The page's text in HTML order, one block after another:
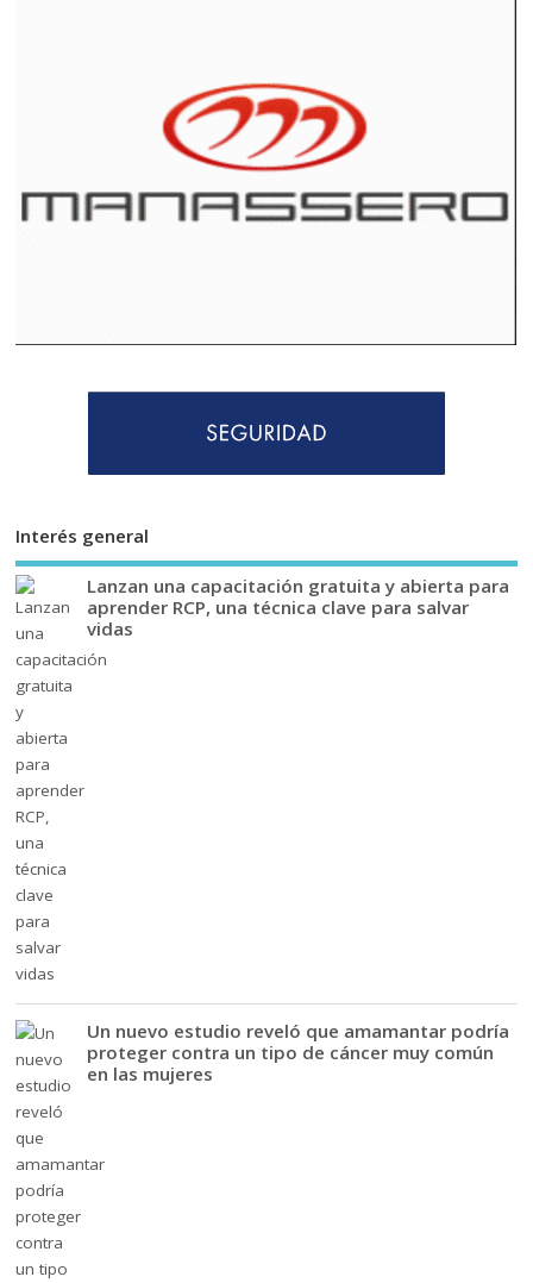
Interés general
Lanzan una capacitación gratuita y abierta para
aprender RCP, una técnica clave para salvar
vidas
Un nuevo estudio reveló que amamantar podría
proteger contra un tipo de cáncer muy común
en las mujeres